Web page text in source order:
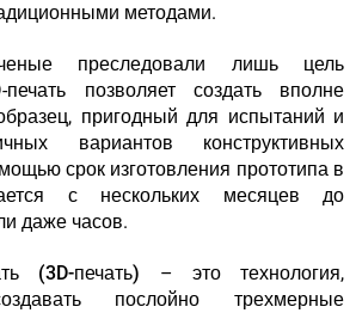
методами.
преследовали лишь цель
печать позволяет создать вполне
пригодный для испытаний и
вариантов конструктивных
срок изготовления прототипа в
с нескольких месяцев до
даже часов.
(3D-печать) – это технология,
послойно трехмерные